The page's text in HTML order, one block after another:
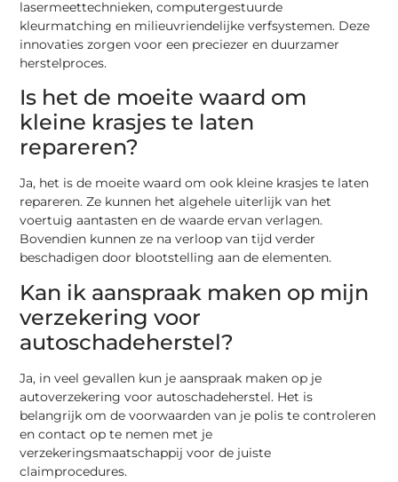
lasermeettechnieken, computergestuurde
kleurmatching en milieuvriendelijke verfsystemen. Deze
innovaties zorgen voor een preciezer en duurzamer
herstelproces.
Is het de moeite waard om
kleine krasjes te laten
repareren?
Ja, het is de moeite waard om ook kleine krasjes te laten
repareren. Ze kunnen het algehele uiterlijk van het
voertuig aantasten en de waarde ervan verlagen.
Bovendien kunnen ze na verloop van tijd verder
beschadigen door blootstelling aan de elementen.
Kan ik aanspraak maken op mijn
verzekering voor
autoschadeherstel?
Ja, in veel gevallen kun je aanspraak maken op je
autoverzekering voor autoschadeherstel. Het is
belangrijk om de voorwaarden van je polis te controleren
en contact op te nemen met je
verzekeringsmaatschappij voor de juiste
claimprocedures.